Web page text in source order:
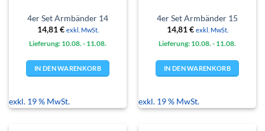
4er Set Armbänder 14
14,81€ exkl. MwSt.
Lieferung: 10.08. - 11.08.
IN DEN WARENKORB
exkl. 19 % MwSt.
4er Set Armbänder 15
14,81€ exkl. MwSt.
Lieferung: 10.08. - 11.08.
IN DEN WARENKORB
exkl. 19 % MwSt.